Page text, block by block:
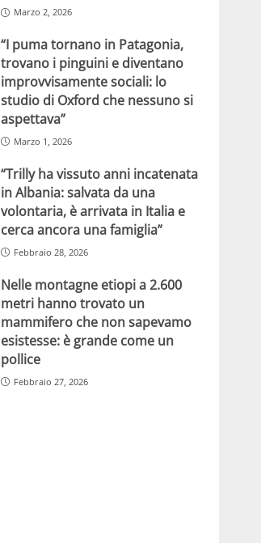
Marzo 2, 2026
“I puma tornano in Patagonia,
trovano i pinguini e diventano
improvvisamente sociali: lo
studio di Oxford che nessuno si
aspettava”
Marzo 1, 2026
“Trilly ha vissuto anni incatenata
in Albania: salvata da una
volontaria, è arrivata in Italia e
cerca ancora una famiglia”
Febbraio 28, 2026
Nelle montagne etiopi a 2.600
metri hanno trovato un
mammifero che non sapevamo
esistesse: è grande come un
pollice
Febbraio 27, 2026